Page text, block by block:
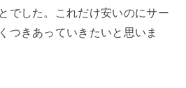
でした。これだけ安いのにサー
つきあっていきたいと思いま